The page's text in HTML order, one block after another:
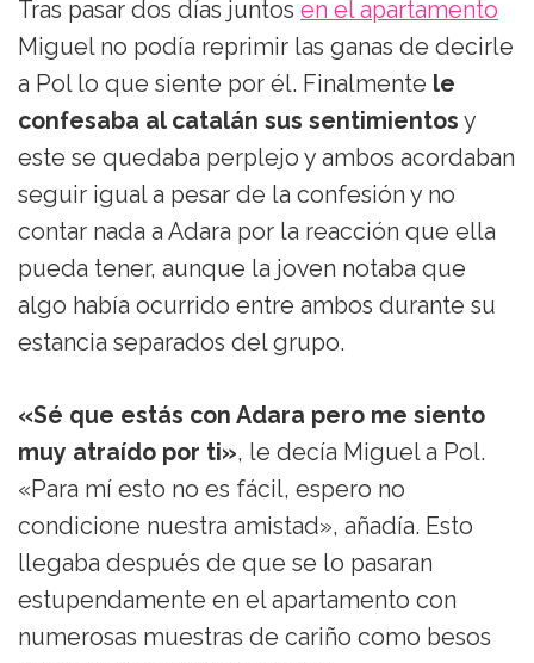
Tras pasar dos días juntos en el apartamento
Miguel no podía reprimir las ganas de decirle
a Pol lo que siente por él. Finalmente le
confesaba al catalán sus sentimientos y
este se quedaba perplejo y ambos acordaban
seguir igual a pesar de la confesión y no
contar nada a Adara por la reacción que ella
pueda tener, aunque la joven notaba que
algo había ocurrido entre ambos durante su
estancia separados del grupo.
«Sé que estás con Adara pero me siento
muy atraído por ti», le decía Miguel a Pol.
«Para mí esto no es fácil, espero no
condicione nuestra amistad», añadía. Esto
llegaba después de que se lo pasaran
estupendamente en el apartamento con
numerosas muestras de cariño como besos